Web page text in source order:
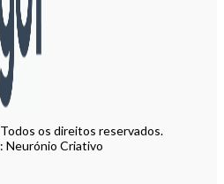
os direitos reservados.
Neurónio Criativo